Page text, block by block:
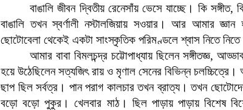
বাঙালি জীবন দ্বিতীয় রেনেসাঁয় ভেসে যাচ্ছে। কি সঙ্গীত,
বাঙালি তখন স্বর্ণালী নস্টালজিয়ায় সওয়ার। আর আমার
ছোটোবেলা থেকেই একটা সাংস্কৃতিক পরিমণ্ডলে শ্বাস নিতে
আমার বাবা বিমলচন্দ্র চট্টোপাধ্যায় ছিলেন সঙ্গীতজ্ঞ,
হয়ে উঠেছিলেন সত্যজিৎ রায় ও মৃণাল সেনের বিভিন্ন
ছাপ ছিল সর্বত্র। পান পরাগ কালচার তখন ব্রাত্য। তখন
বড়ো বড়ো পুকুর। খেলবার মাঠ। ছিল পাড়ায় পাড়ায় বিশেষ